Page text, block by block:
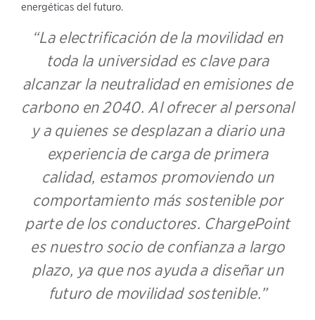
energéticas del futuro.
“La electrificación de la movilidad en
toda la universidad es clave para
alcanzar la neutralidad en emisiones de
carbono en 2040. Al ofrecer al personal
y a quienes se desplazan a diario una
experiencia de carga de primera
calidad, estamos promoviendo un
comportamiento más sostenible por
parte de los conductores. ChargePoint
es nuestro socio de confianza a largo
plazo, ya que nos ayuda a diseñar un
futuro de movilidad sostenible.”